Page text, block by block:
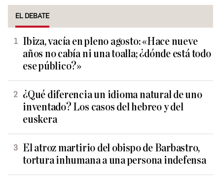
EL DEBATE
Ibiza, vacía en pleno agosto: «Hace nueve
años no cabía ni una toalla; ¿dónde está todo
ese público?»
¿Qué diferencia un idioma natural de uno
inventado? Los casos del hebreo y del
euskera
El atroz martirio del obispo de Barbastro,
tortura inhumana a una persona indefensa